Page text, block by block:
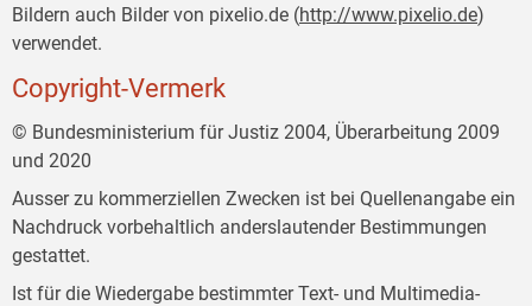
Bildern auch Bilder von pixelio.de (http://www.pixelio.de)
verwendet.
Copyright-Vermerk
© Bundesministerium für Justiz 2004, Überarbeitung 2009
und 2020
Ausser zu kommerziellen Zwecken ist bei Quellenangabe ein
Nachdruck vorbehaltlich anderslautender Bestimmungen
gestattet.
Ist für die Wiedergabe bestimmter Text- und Multimedia-